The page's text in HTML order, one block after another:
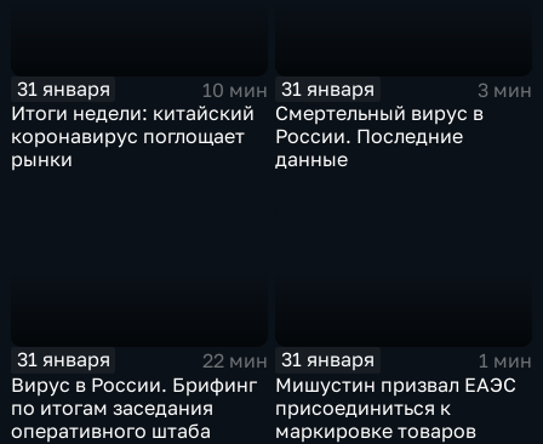
31 января
10 мин
Итоги недели: китайский
коронавирус поглощает
рынки
31 января
3 мин
Смертельный вирус в
России. Последние
данные
31 января
22 мин
Вирус в России. Брифинг
по итогам заседания
оперативного штаба
31 января
1 мин
Мишустин призвал ЕАЭС
присоединиться к
маркировке товаров